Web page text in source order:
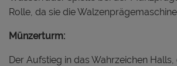
Rolle, da sie die
Münzerturm:
Der Aufstieg in das Wahrzeichen